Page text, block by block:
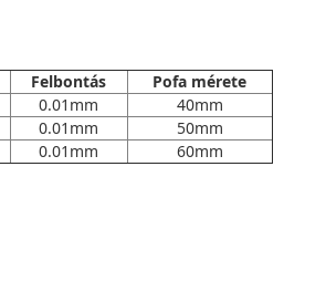
Felbontás
Pofa mérete
0.01mm
40mm
0.01mm
50mm
0.01mm 60mm